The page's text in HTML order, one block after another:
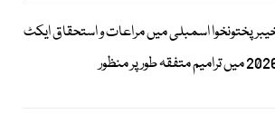
اسمبلی میں مراعات و استحقاق ایکٹ
ترامیم متفقہ طور پر منظور